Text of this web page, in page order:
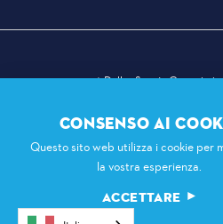
© 2026 Dallas Sports
CONSENSO AI
Questo sito web utilizza i cookie per
la vostra esperienza.
ACCETTARE